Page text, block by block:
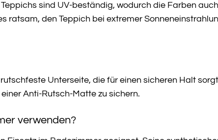
sind UV-beständig, wodurch die Farben
ratsam, den Teppich bei extremer
Unterseite, die für einen sicheren Halt
Anti-Rutsch-Matte zu sichern.
verwenden?